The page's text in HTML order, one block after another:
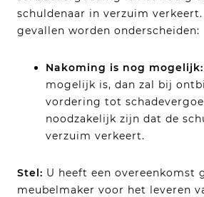
schuldenaar in verzuim
gevallen worden onderscheiden:
Nakoming is nog mogelijk:
mogelijk is, dan zal bij
vordering tot
noodzakelijk zijn dat de
verzuim verkeert.
Stel: U heeft een overeenkomst
meubelmaker voor het leveren